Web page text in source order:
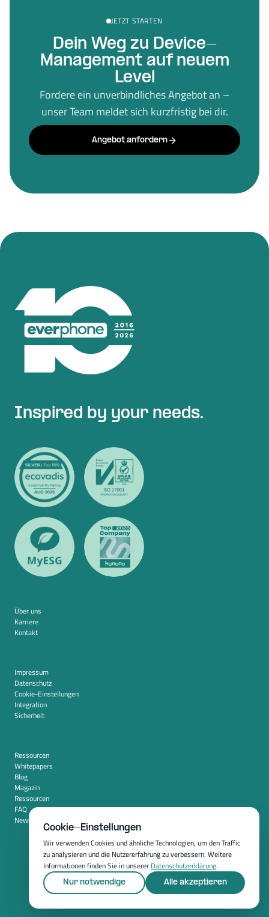
JETZT STARTEN
Dein Weg zu Device-
Management auf neuem
Level
Fordere ein unverbindliches Angebot an –
unser Team meldet sich kurzfristig bei dir.
Angebot anfordern
Inspired by your needs.
Über uns
Karriere
Kontakt
Impressum
Datenschutz
Cookie-Einstellungen
Integration
Sicherheit
Ressourcen
Whitepapers
Blog
Magazin
Ressourcen
FAQ
Newsroom
Cookie-Einstellungen
Wir verwenden Cookies und ähnliche Technologien, um den Traffic
zu analysieren und die Nutzererfahrung zu verbessern. Weitere
Informationen finden Sie in unserer Datenschutzerklärung.
Nur notwendige Alle akzeptieren